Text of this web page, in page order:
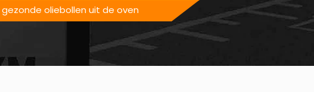
gezonde oliebollen uit de oven